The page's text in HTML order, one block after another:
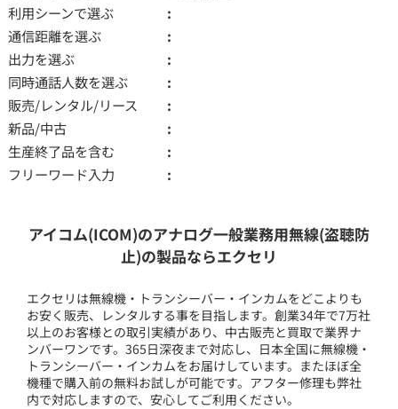
利用シーンで選ぶ
通信距離を選ぶ
出力を選ぶ
同時通話人数を選ぶ
販売/レンタル/リース
新品/中古
生産終了品を含む
フリーワード入力
アイコム(ICOM)のアナログ一般業務用無線(盗聴防
止)の製品ならエクセリ
エクセリは無線機・トランシーバー・インカムをどこよりも
お安く販売、レンタルする事を目指します。創業34年で7万社
以上のお客様との取引実績があり、中古販売と買取で業界ナ
ンバーワンです。365日深夜まで対応し、日本全国に無線機・
トランシーバー・インカムをお届けしています。またほぼ全
機種で購入前の無料お試しが可能です。アフター修理も弊社
内で対応しますので、安心してご利用ください。